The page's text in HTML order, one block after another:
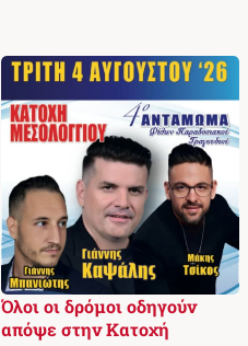
Όλοι οι δρόμοι οδηγούν
απόψε στην Κατοχή